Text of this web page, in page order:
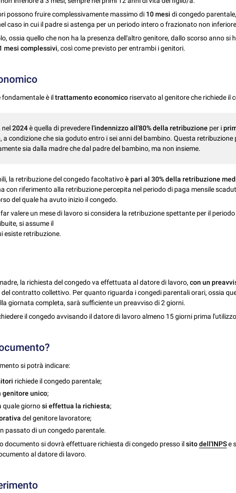
possono fruire complessivamente massimo di 10 mesi di congedo
caso in cui il padre si astenga per un periodo intero o frazionato non
ossia quello che non ha la presenza dell'altro genitore, dallo scorso anno si
mesi complessivi, così come previsto per entrambi i genitori.
fondamentale è iltrattamento economico riservato al genitore che richiede il
nel2024è quella di prevedere l'indennizzo all'80% della retribuzione per i
, a condizione che sia goduto entro i sei anni del bambino. Questa retribuzione
sia dalla madre che dal padre del bambino, ma non insieme.
la retribuzione del congedo facoltativoè pari al 30% della retribuzione
con riferimento alla retribuzione percepita nel periodo di paga mensile
del quale ha avuto inizio il congedo.
valere un mese di lavoro si considera la retribuzione spettante per il
si assume il
esiste retribuzione.
la richiesta del congedo va effettuata al datore di lavoro,con un
contratto collettivo. Per quanto riguarda i congedi parentali orari, ossia
giornata completa, sarà sufficiente un preavviso di 2 giorni.
il congedo avvisando il datore di lavoro almeno 15 giorni prima
si potrà indicare:
richiede il congedo parentale;
genitore unico;
quale giornosi effettua la richiesta;
del genitore lavoratore;
passato di un congedo parentale.
documento si dovrà effettuare richiesta di congedo presso ilsitodell'INPSe
al datore di lavoro.